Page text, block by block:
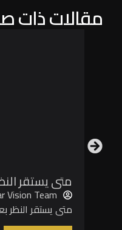
مقالات ذات
متى يستقر
Vision Team
متى يستقر النظر